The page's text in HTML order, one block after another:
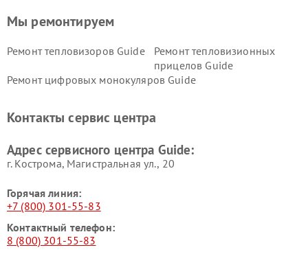
Мы ремонтируем
Ремонт тепловизоров Guide
Ремонт тепловизионных
прицелов Guide
Ремонт цифровых монокуляров Guide
Контакты сервис центра
Адрес сервисного центра Guide:
г. Кострома, Магистральная ул., 20
Горячая линия:
+7 (800) 301-55-83
Контактный телефон:
8 (800) 301-55-83